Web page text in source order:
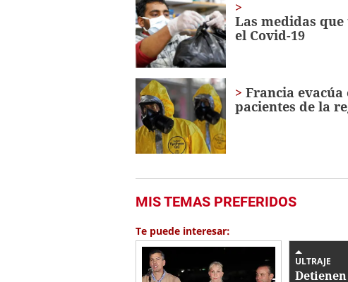
Las medidas
el Covid-19
Francia
pacientes de la
MIS TEMAS PREFERIDOS
Te puede interesar:
ULTRAJE